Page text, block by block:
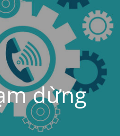
dừng